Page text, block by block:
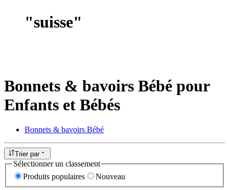
"suisse"
Bonnets & bavoirs Bébé pour
Enfants et Bébés
Bonnets & bavoirs Bébé
Trier par
Sélectionner un classement
Produits populaires
Nouveau